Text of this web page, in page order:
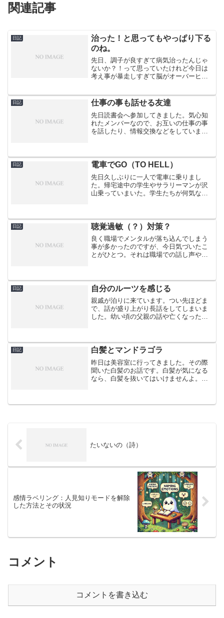
関連記事
日記
治った！と思ってもやっぱり下る
のね。
先日、調子が良すぎて病気治ったんじゃ
ないか？！って思っていたけれど今日は
考え事が暴走しすぎて脳がオーバーヒー
す。最近時間感覚が戻ってきました。今
までの時間感覚を例えると１...
日記 仕事の事も話せる友達
先日読書会へ参加してきました。気心知
れたメンバーなので、お互いの仕事の事
を話したり、情報交換などをしていま
ーです。そして今回はいつも...
日記 電車でGO（TO HELL）
先日久しぶりに一人で電車に乗りまし
た。帰宅途中の学生やサラリーマンが沢
山乗っていまいた。学生たちが何気ない
かんできて、スマホいじりな...
日記 聴覚過敏（？）対策？
良く職場でメンタルが落ち込んでしまう
事が多かったのですが、今日気づいたこ
とがひとつ。それは職場での話し声や上
されているような感覚があって、強く言
われていると感じてしまう...
日記 自分のルーツを感じる
親戚が泊りに来ています。つい先ほどま
で、話が盛り上がり長話をしてしまいま
した。幼い頃の父親の話や亡くなった祖
心理的安全性と言うのか、...
日記 白髪とマンドラゴラ
昨日は美容室に行ってきました。その際
聞いた白髪のお話です。白髪が気になる
なら、白髪を抜いてはいけませんよ。な
たいないの（詩）
感情ラベリング：人見知りモードを解除
した方法とその状況
コメント
コメントを書き込む